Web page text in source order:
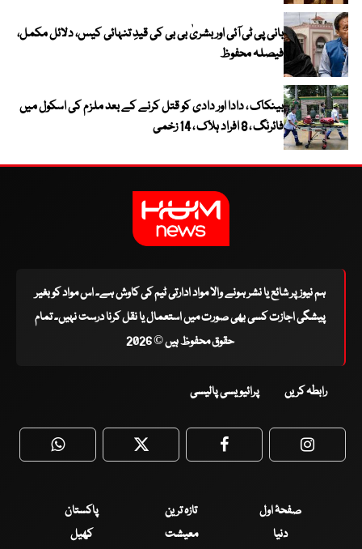
بانی پی ٹی آئی اور بشریٰ بی بی کی قیدِ تنہائی کیس، دلائل مکمل،
فیصلہ محفوظ
بینکاک ، دادا اور دادی کو قتل کرنے کے بعد ملزم کی اسکول میں
فائرنگ ، 8 افراد ہلاک ، 14 زخمی
ہم نیوز پر شائع یا نشر ہونے والا مواد ادارتی ٹیم کی کاوش ہے۔ اس مواد کو بغیر
پیشگی اجازت کسی بھی صورت میں استعمال یا نقل کرنا درست نہیں۔ تمام
حقوق محفوظ ہیں © 2026
رابطہ کریں پرائیویسی پالیسی
WhatsApp Twitter Facebook
صفحۂ اول تازہ ترین
پاکستان
دنیا
معیشت
کھیل